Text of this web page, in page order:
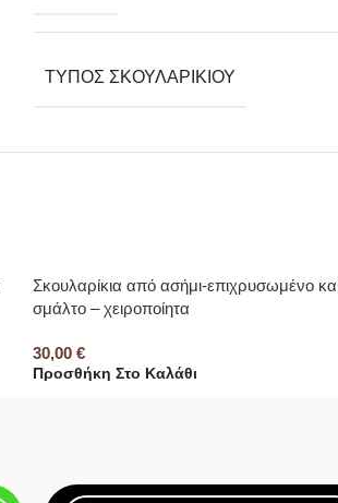
ΤΎΠΟΣ ΣΚΟΥΛΑΡΙΚΙΟΎ
Σκουλαρίκια από ασήμι-επιχρυσωμένο
σμάλτο – χειροποίητα
30,00 €
Προσθήκη Στο Καλάθι